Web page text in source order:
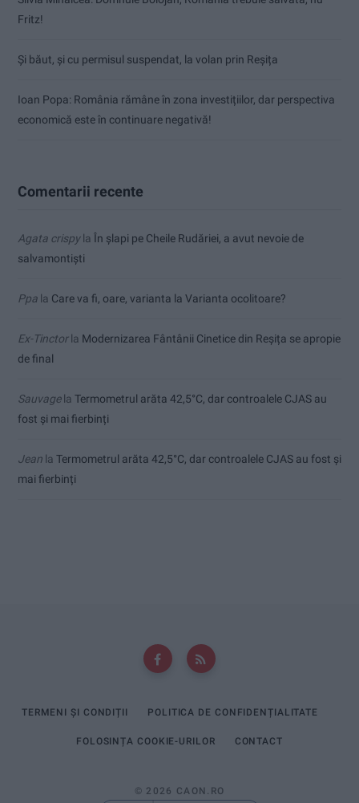
Fritz!
Și băut, și cu permisul suspendat, la volan prin Reșița
Ioan Popa: România rămâne în zona investițiilor, dar perspectiva
economică este în continuare negativă!
Comentarii recente
Agata crispyla În șlapi pe Cheile Rudăriei, a avut nevoie de
salvamontiști
Ppa la Care va fi, oare, varianta la Varianta ocolitoare?
Ex-Tinctorla Modernizarea Fântânii Cinetice din Reșița se apropie
de final
Sauvagela Termometrul arăta 42,5°C, dar controalele CJAS au
fost și mai fierbinți
Jean la Termometrul arăta 42,5°C, dar controalele CJAS au fost și
mai fierbinți
TERMENI ȘI CONDIȚII POLITICA DE CONFIDENȚIALITATE
FOLOSINȚA COOKIE-URILOR CONTACT
© 2026 CAON.RO